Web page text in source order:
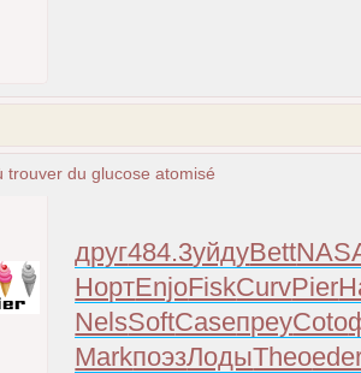
trouver du glucose atomisé
друг484.3уйдуBett
НортEnjoFiskCurvPier
NelsSoftCaseпреуCoto
MarkпоэзЛодыTheo